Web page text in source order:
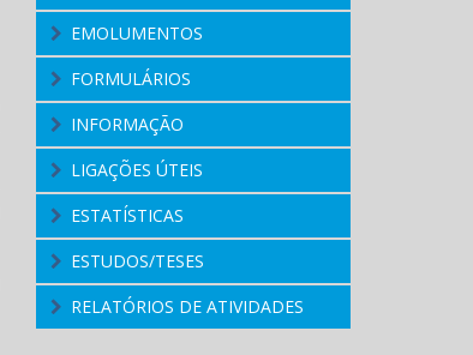
EMOLUMENTOS
FORMULÁRIOS
INFORMAÇÃO
LIGAÇÕES ÚTEIS
ESTATÍSTICAS
ESTUDOS/TESES
RELATÓRIOS DE ATIVIDADES